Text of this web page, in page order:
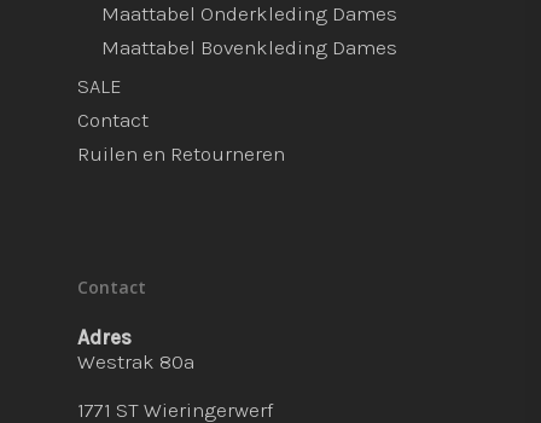
Maattabel Onderkleding Dames
Maattabel Bovenkleding Dames
SALE
Contact
Ruilen en Retourneren
Contact
Adres
Westrak 80a
1771 ST Wieringerwerf